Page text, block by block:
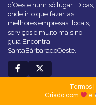
d’Oeste num só lugar! Dicas,
onde ir, o que fazer, as
melhores empresas, locais,
serviços e muito mais no
guia Encontra
SantaBárbaradoOeste.
Termos|
Criado com
e